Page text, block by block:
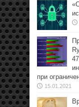
при
15.01.2021